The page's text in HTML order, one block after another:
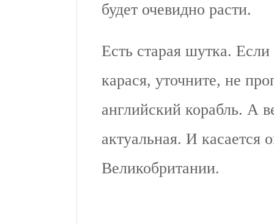
будет очевидно расти.
Есть старая шутка.
карася, уточните, не
английский корабль. А
актуальная. И касается
Великобритании.